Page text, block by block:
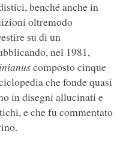
benché anche in
oltremodo
su di un
nel 1981,
composto cinque
che fonde quasi
in disegni allucinati e
e che fu commentato